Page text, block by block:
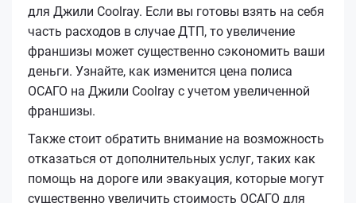
для Джили Coolray. Если вы готовы взять на себя
часть расходов в случае ДТП, то увеличение
франшизы может существенно сэкономить ваши
деньги. Узнайте, как изменится цена полиса
ОСАГО на Джили Coolray с учетом увеличенной
франшизы.
Также стоит обратить внимание на возможность
отказаться от дополнительных услуг, таких как
помощь на дороге или эвакуация, которые могут
существенно увеличить стоимость ОСАГО для